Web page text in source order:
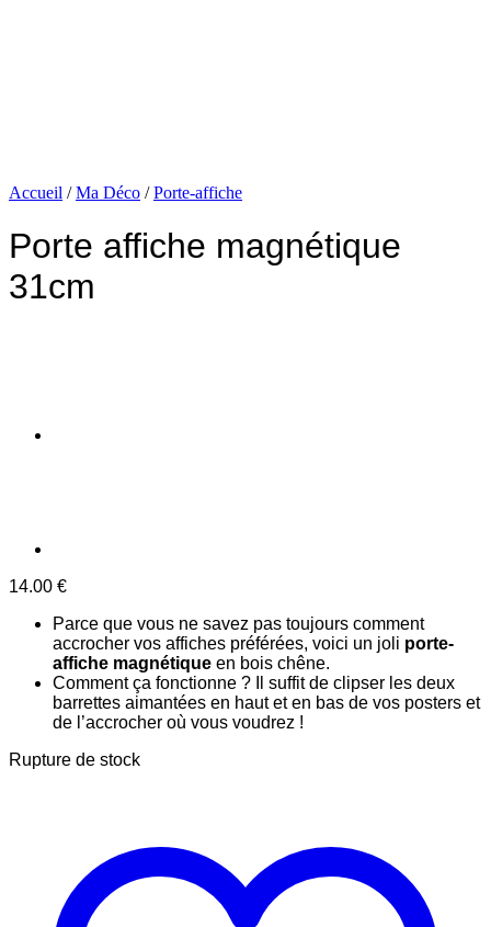
Accueil / Ma Déco / Porte-affiche
Porte affiche magnétique
31cm
14.00 €
Parce que vous ne savez pas toujours comment
accrocher vos affiches préférées, voici un joli porte-
affiche magnétique en bois chêne.
Comment ça fonctionne ? Il suffit de clipser les deux
barrettes aimantées en haut et en bas de vos posters et
de l’accrocher où vous voudrez !
Rupture de stock